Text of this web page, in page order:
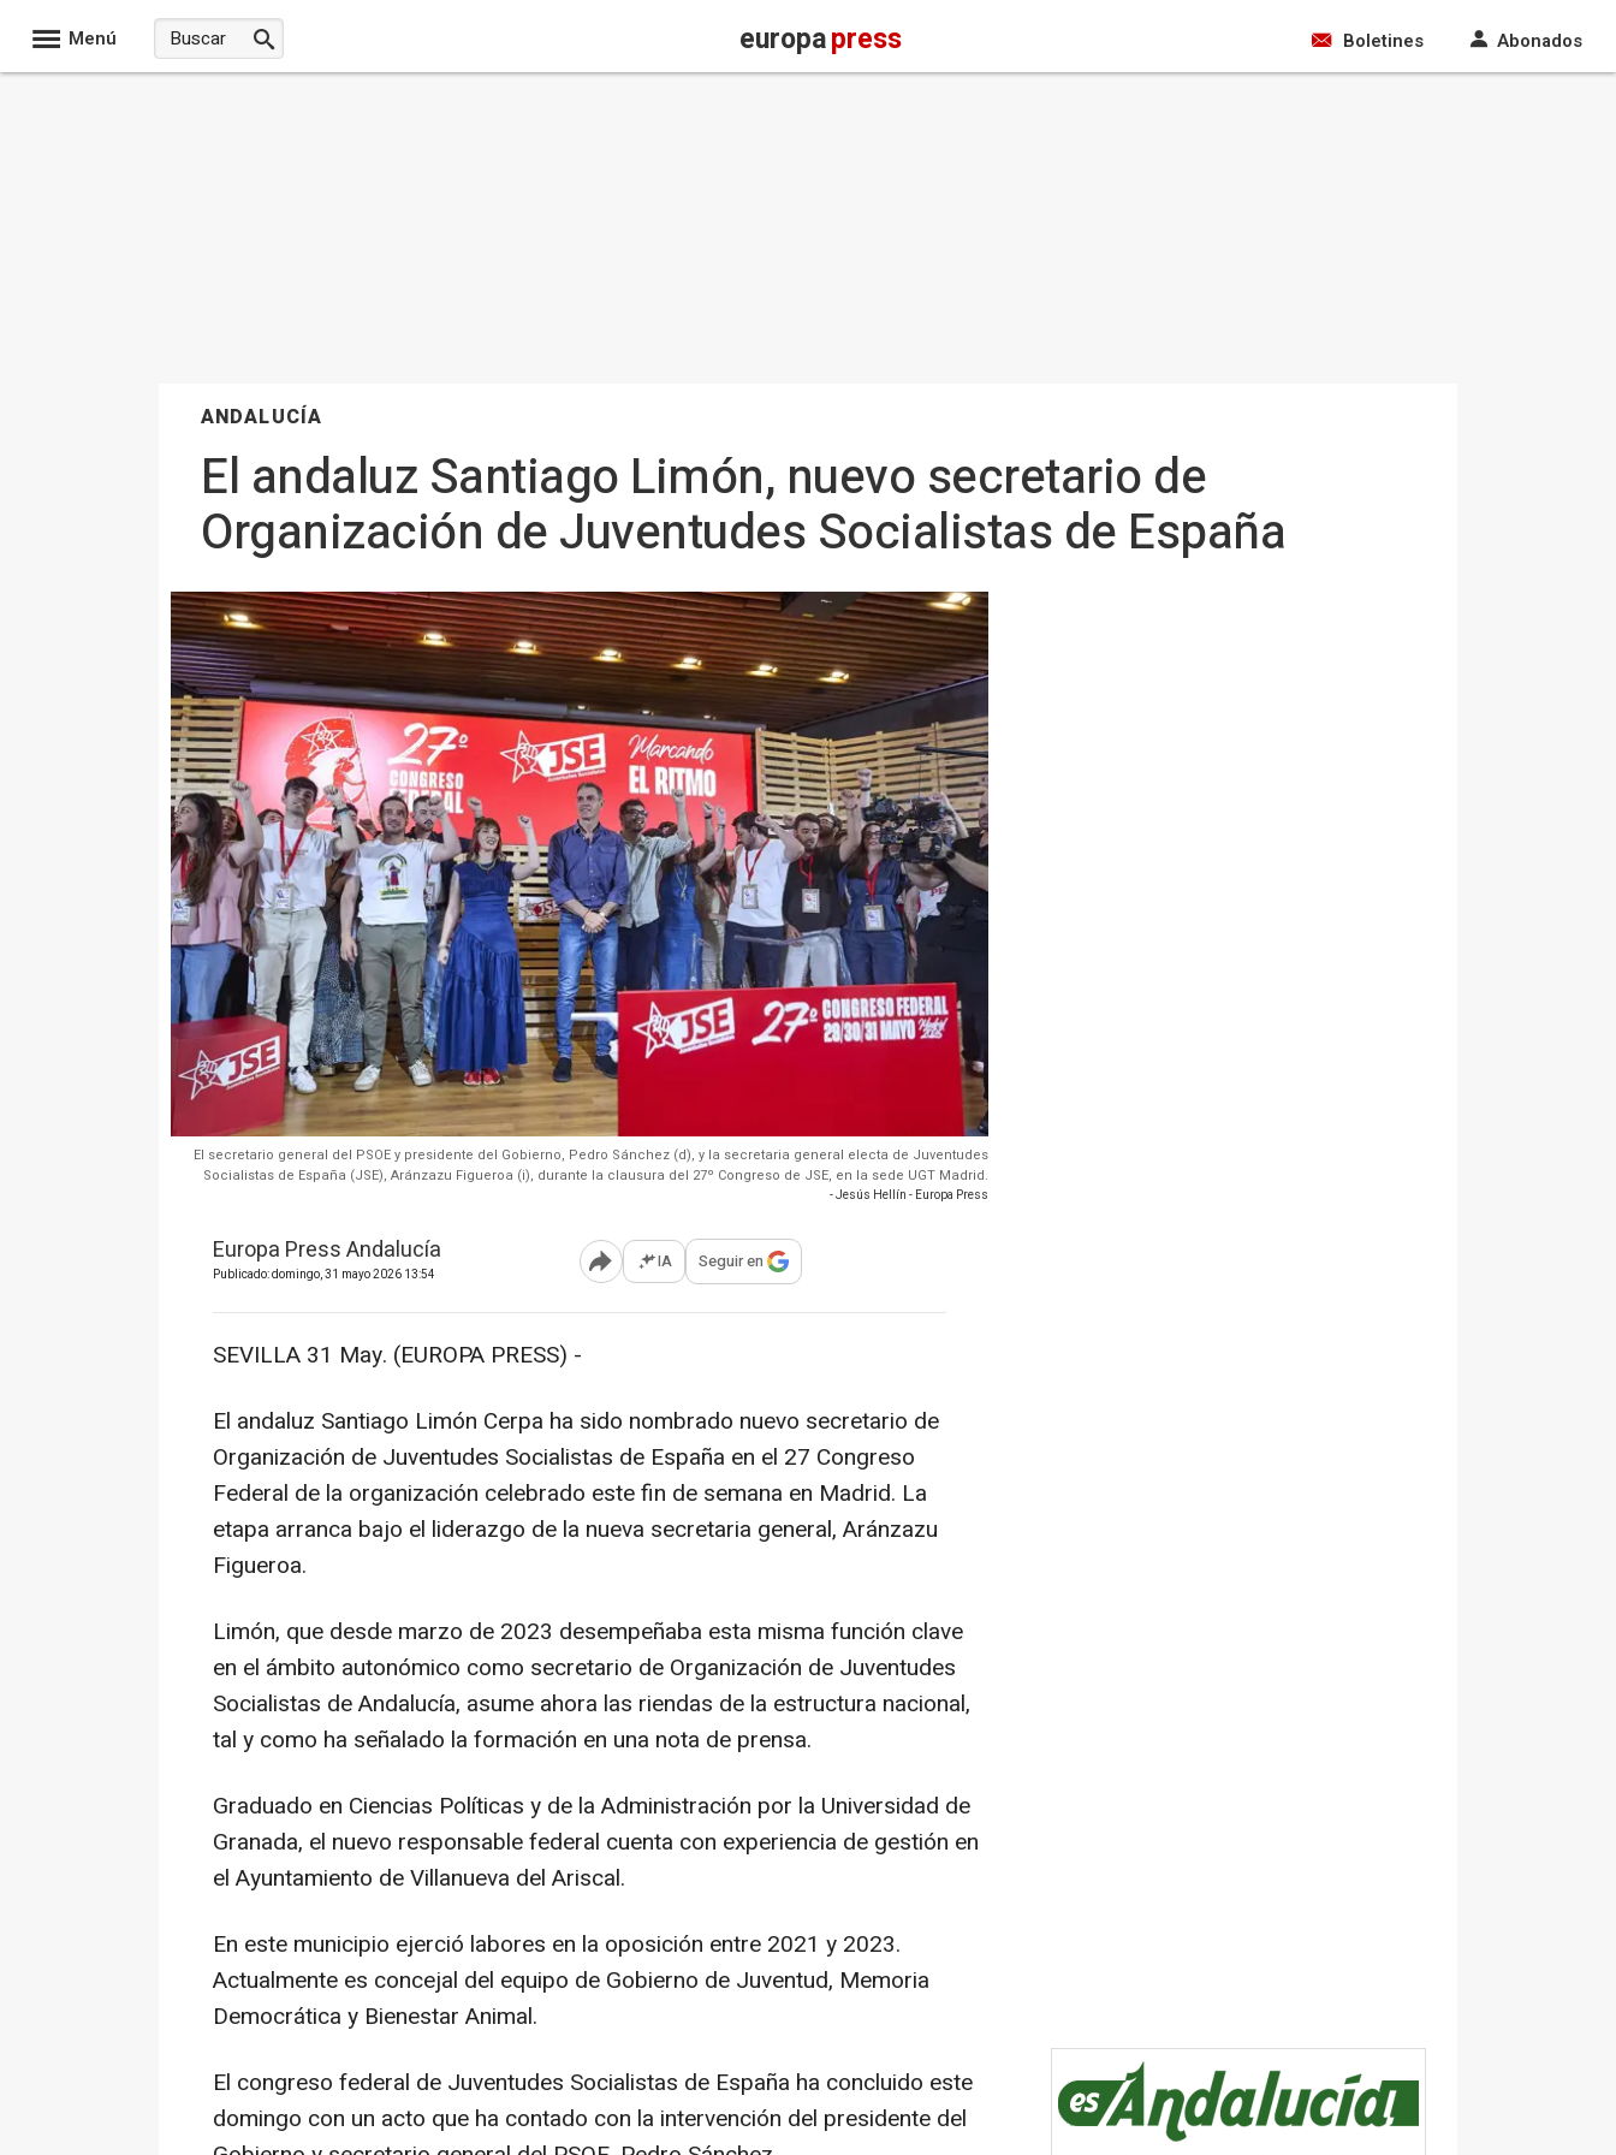
Menú europapress Boletines Abonados
ANDALUCÍA
El andaluz Santiago Limón, nuevo secretario de
Organización de Juventudes Socialistas de España
El secretario general del PSOE y presidente del Gobierno, Pedro Sánchez (d), y la secretaria general electa de Juventudes
Socialistas de España (JSE), Aránzazu Figueroa (i), durante la clausura del 27º Congreso de JSE, en la sede UGT Madrid.
- Jesús Hellín - Europa Press
Europa Press Andalucía
Publicado: domingo, 31 mayo 2026 13:54 Abrir opciones para compartir
IA Seguir en
SEVILLA 31 May. (EUROPA PRESS) -
El andaluz Santiago Limón Cerpa ha sido nombrado nuevo secretario de
Organización de Juventudes Socialistas de España en el 27 Congreso
Federal de la organización celebrado este fin de semana en Madrid. La
etapa arranca bajo el liderazgo de la nueva secretaria general, Aránzazu
Figueroa.
Limón, que desde marzo de 2023 desempeñaba esta misma función clave
en el ámbito autonómico como secretario de Organización de Juventudes
Socialistas de Andalucía, asume ahora las riendas de la estructura nacional,
tal y como ha señalado la formación en una nota de prensa.
Graduado en Ciencias Políticas y de la Administración por la Universidad de
Granada, el nuevo responsable federal cuenta con experiencia de gestión en
el Ayuntamiento de Villanueva del Ariscal.
En este municipio ejerció labores en la oposición entre 2021 y 2023.
Actualmente es concejal del equipo de Gobierno de Juventud, Memoria
Democrática y Bienestar Animal.
El congreso federal de Juventudes Socialistas de España ha concluido este
domingo con un acto que ha contado con la intervención del presidente del